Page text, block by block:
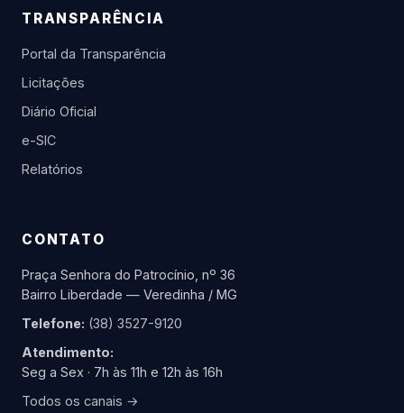
TRANSPARÊNCIA
Portal da Transparência
Licitações
Diário Oficial
e-SIC
Relatórios
CONTATO
Praça Senhora do Patrocínio, nº 36
Bairro Liberdade — Veredinha / MG
Telefone: (38) 3527-9120
Atendimento:
Seg a Sex · 7h às 11h e 12h às 16h
Todos os canais →